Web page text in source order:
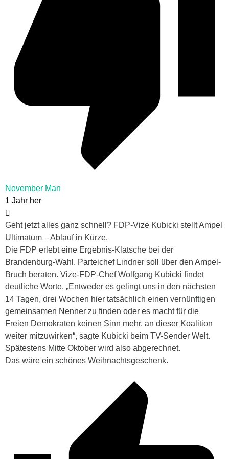
November Man
1 Jahr her
Geht jetzt alles ganz schnell? FDP-Vize Kubicki stellt Ampel
Ultimatum – Ablauf in Kürze.
Die FDP erlebt eine Ergebnis-Klatsche bei der
Brandenburg-Wahl. Parteichef Lindner soll über den Ampel-
Bruch beraten. Vize-FDP-Chef Wolfgang Kubicki findet
deutliche Worte. „Entweder es gelingt uns in den nächsten
14 Tagen, drei Wochen hier tatsächlich einen vernünftigen
gemeinsamen Nenner zu finden oder es macht für die
Freien Demokraten keinen Sinn mehr, an dieser Koalition
weiter mitzuwirken“, sagte Kubicki beim TV-Sender Welt.
Spätestens Mitte Oktober wird also abgerechnet.
Das wäre ein schönes Weihnachtsgeschenk.